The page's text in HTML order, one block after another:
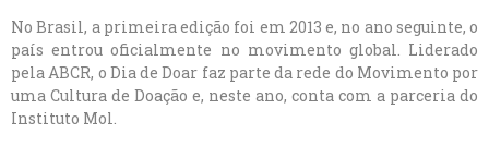
No Brasil, a primeira edição foi em 2013 e, no ano seguinte, o
país entrou oficialmente no movimento global. Liderado
pela ABCR, o Dia de Doar faz parte da rede do Movimento por
uma Cultura de Doação e, neste ano, conta com a parceria do
Instituto Mol.